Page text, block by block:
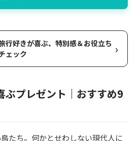
行好きが喜ぶ、特別感＆お役立ち
ェック
›
ぶプレゼント｜おすすめ9
たち。何かとせわしない現代人に